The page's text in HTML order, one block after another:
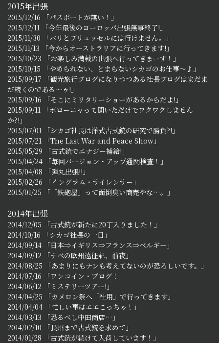
2015年出張
2015/12/16 「パスポートが無い！」
2015/12/11 「今年最後のヨーロッパ出張無事終了!」
2015/11/30 「パリとブリュッセルには行けません。」
2015/11/13 「今からオーストラリアに行ってきます!」
2015/10/23 「お楽しみ満載の出張へ行ってきまーす！」
2015/10/15 「やめられない、とまらないシカゴのお仕事～♪」
2015/09/17 「観光旅行ブログになりつつある社長ブログはまだま
だ続くのである～ゥ!」
2015/09/16 「そこにミリタリーショーがあるからだよ!」
2015/09/11 「ボローニャって聞いただけでワクワクしません
か?!」
2015/07/01 「シカゴ社長は洋式古式銃の研究で勝負?!」
2015/07/21 「The Last War and Peace Show」
2015/05/29 「古式銃でエナジー補給!」
2015/04/24 「毎回バージョン・アップ通関検査！」
2015/04/08 「弾丸出張!!」
2015/02/26 「イングラム・サイレンサー」
2015/01/25 「「鉄砲屋」って面倒臭い商売やな…。」
2014年出張
2014/12/05 「古式銃が新たに20丁入りました！」
2014/10/16 「シカゴ社長の一日」
2014/09/14 「日本⇒イギリス⇒フランス⇒ベルギー」
2014/09/12 「ナベの欧州遠征記、前夜」
2014/08/25 「あまりにもナンも考えてないのが恐ろしいです。」
2014/07/16 「ワンコイン・ブログ！」
2014/06/12 「ミステリーツアー!」
2014/04/25 「カメロン祭へ「社用」で行ってきます」
2014/04/04 「忙しい事はエエこっちゃ！」
2014/03/13 「恐るべし中田商店…」
2014/02/10 「長州まで古式銃を求めて」
2014/01/28 「古式銃が続けて入荷しています！」